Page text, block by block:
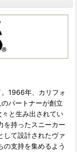
1966年、カリフォ
パートナーが創立
と生み出されてい
を持ったスニーカー
して設計されたヴァ
の支持を集めるよう